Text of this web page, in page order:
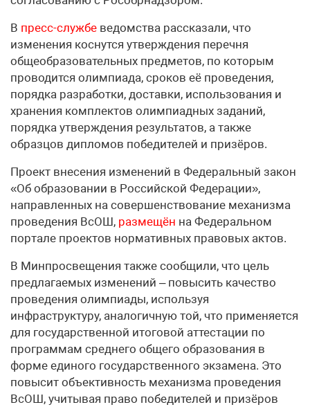
В пресс-службе ведомства рассказали, что
изменения коснутся утверждения перечня
общеобразовательных предметов, по которым
проводится олимпиада, сроков её проведения,
порядка разработки, доставки, использования и
хранения комплектов олимпиадных заданий,
порядка утверждения результатов, а также
образцов дипломов победителей и призёров.
Проект внесения изменений в Федеральный закон
«Об образовании в Российской Федерации»,
направленных на совершенствование механизма
проведения ВсОШ, размещён на Федеральном
портале проектов нормативных правовых актов.
В Минпросвещения также сообщили, что цель
предлагаемых изменений – повысить качество
проведения олимпиады, используя
инфраструктуру, аналогичную той, что применяется
для государственной итоговой аттестации по
программам среднего общего образования в
форме единого государственного экзамена. Это
повысит объективность механизма проведения
ВсОШ, учитывая право победителей и призёров